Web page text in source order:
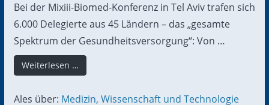
Bei der Mixiii-Biomed-Konferenz in Tel Aviv trafen sich
6.000 Delegierte aus 45 Ländern – das „gesamte
Spektrum der Gesundheitsversorgung“: Von …
Weiterlesen …
Ales über: Medizin, Wissenschaft und Technologie